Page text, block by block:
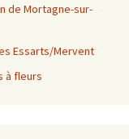
de Mortagne-sur-
Essarts/Mervent
à fleurs